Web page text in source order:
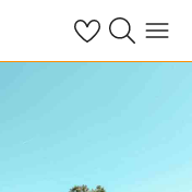
Se dinaSök på ving.se
Meny